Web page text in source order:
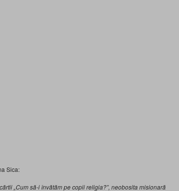
Sica:
„Cum sã-i învãtãm pe copii religia?”, neobosita misionarã